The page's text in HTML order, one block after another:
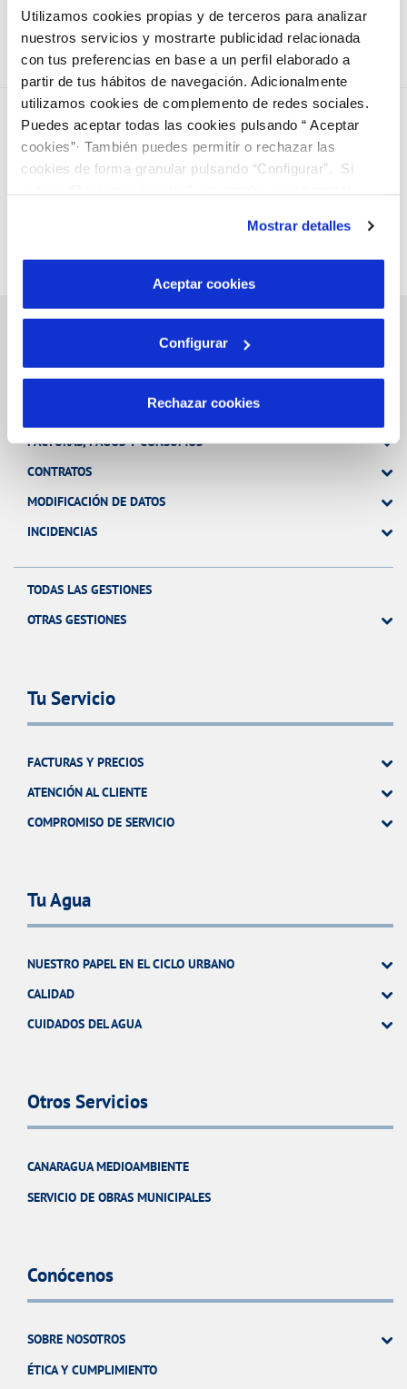
Utilizamos cookies propias y de terceros para analizar
nuestros servicios y mostrarte publicidad relacionada
con tus preferencias en base a un perfil elaborado a
partir de tus hábitos de navegación. Adicionalmente
utilizamos cookies de complemento de redes sociales.
Puedes aceptar todas las cookies pulsando “ Aceptar
cookies”· También puedes permitir o rechazar las
cookies de forma granular pulsando “Configurar”. Si
son indispensables para que el sitio web funcione y que
por tanto no se pueden desactivar. Puedes consultar
más información en nuestraPolítica de Cookies
Mostrar detalles
Aceptar cookies
Configurar
Rechazar cookies
Gestiones Online
FACTURAS, PAGOS Y CONSUMOS
CONTRATOS
MODIFICACIÓN DE DATOS
INCIDENCIAS
TODAS LAS GESTIONES
OTRAS GESTIONES
Tu Servicio
FACTURAS Y PRECIOS
ATENCIÓN AL CLIENTE
COMPROMISO DE SERVICIO
Tu Agua
NUESTRO PAPEL EN EL CICLO URBANO
CALIDAD
CUIDADOS DEL AGUA
Otros Servicios
CANARAGUA MEDIOAMBIENTE
SERVICIO DE OBRAS MUNICIPALES
Conócenos
SOBRE NOSOTROS
ÉTICA Y CUMPLIMIENTO